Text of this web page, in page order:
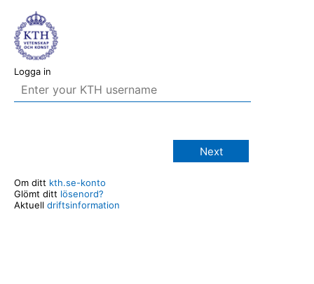
Logga in
Next
Om ditt kth.se-konto
Glömt ditt lösenord?
Aktuell driftsinformation